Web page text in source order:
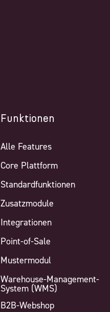
Funktionen
Alle Features
Core Plattform
Standardfunktionen
Zusatzmodule
Integrationen
Point-of-Sale
Mustermodul
Warehouse-Management-
System (WMS)
B2B-Webshop